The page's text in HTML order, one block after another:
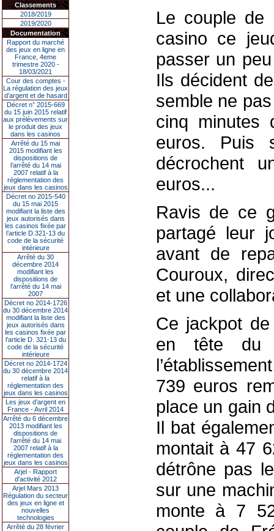
Classements
2018/2019
2019/2020
Documentation
Rapport du marché
des jeux en ligne en
France, 4eme
trimestre 2020 -
18/03/2021
Cour des comptes -
La régulation des jeux
d’argent et de hasard
Décret n° 2015-669
du 15 juin 2015 relatif
aux prélèvements sur
le produit des jeux
dans les casinos
Arrêté du 15 mai
2015 modifiant les
dispositions de
l’arrêté du 14 mai
2007 relatif à la
réglementation des
jeux dans les casinos
Décret no 2015-540
du 15 mai 2015
modifiant la liste des
jeux autorisés dans
les casinos fixée par
l’article D.321-13 du
code de la sécurité
intérieure
Arrêté du 30
décembre 2014
modifiant les
dispositions de
l’arrêté du 14 mai
2007
Décret no 2014-1726
du 30 décembre 2014
modifiant la liste des
jeux autorisés dans
les casinos fixée par
l’article D. 321-13 du
code de la sécurité
intérieure
Décret no 2014-1724
du 30 décembre 2014
relatif à la
réglementation des
jeux dans les casinos
Les jeux d’argent en
France - Avril 2014
Arrêté du 6 décembre
2013 modifiant les
dispositions de
l’arrêté du 14 mai
2007 relatif à la
réglementation des
jeux dans les casinos
Arjel - Rapport
d'activité 2012
Arjel Mars 2013
Régulation du secteur
des jeux en ligne et
nouvelles
technologies
Arrêté du 28 février
Le couple de
casino ce
passer un
Ils décident
semble ne
cinq minutes
euros.
décrochent
euros...
Ravis de ce
partagé leur
avant de
Couroux,
et une
Ce jackpot
en tête du
739 euros
place un gain
Il bat
montait à 47
détrône pas
sur une
monte à 7